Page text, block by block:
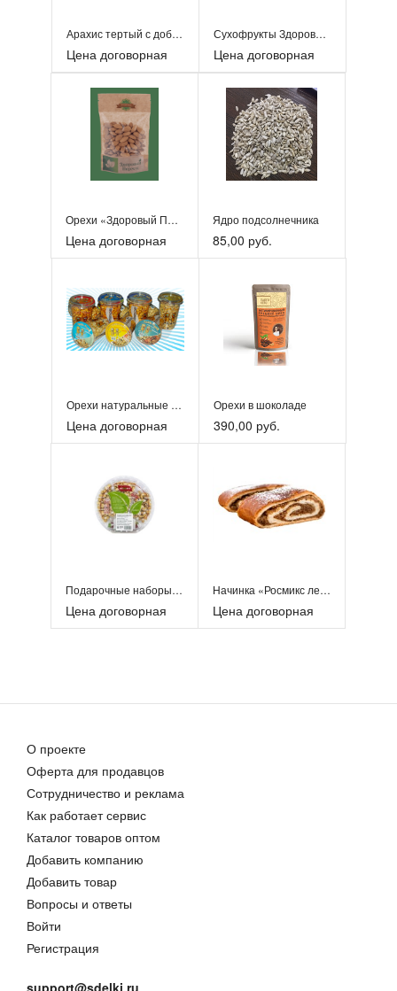
Арахис тертый с добавлением грецкого ореха тертого
Цена договорная
Сухофрукты Здоровый Перекус
Цена договорная
Орехи «Здоровый Перекус»
Цена договорная
Ядро подсолнечника
85,00 руб.
Орехи натуральные в стаканчиках
Цена договорная
Орехи в шоколаде
390,00 руб.
Подарочные наборы ореховых смесей
Цена договорная
Начинка «Росмикс лесной орех».
Цена договорная
О проекте
Оферта для продавцов
Сотрудничество и реклама
Как работает сервис
Каталог товаров оптом
Добавить компанию
Добавить товар
Вопросы и ответы
Войти
Регистрация
support@sdelki.ru